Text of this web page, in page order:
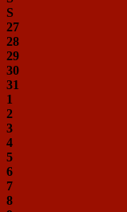
S
27
28
29
30
31
1
2
3
4
5
6
7
8